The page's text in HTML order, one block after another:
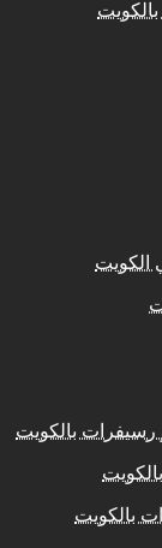
الكويت
بالكويت
بالكويت